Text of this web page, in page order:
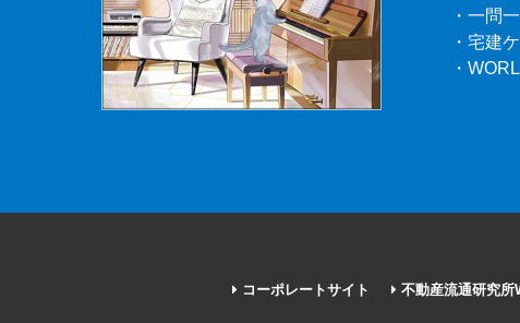
・一問
・宅建
・
コーポレートサイト
不動産流通研究所